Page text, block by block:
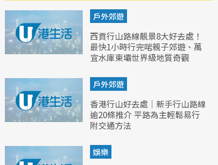
戶外郊遊
西貢行山路線靚景8大好去處！
最快1小時行完啱親子郊遊、萬
宜水庫東壩世界級地質奇觀
戶外郊遊
香港行山好去處｜新手行山路線
逾20條推介 平路為主輕鬆易行
附交通方法
娛樂